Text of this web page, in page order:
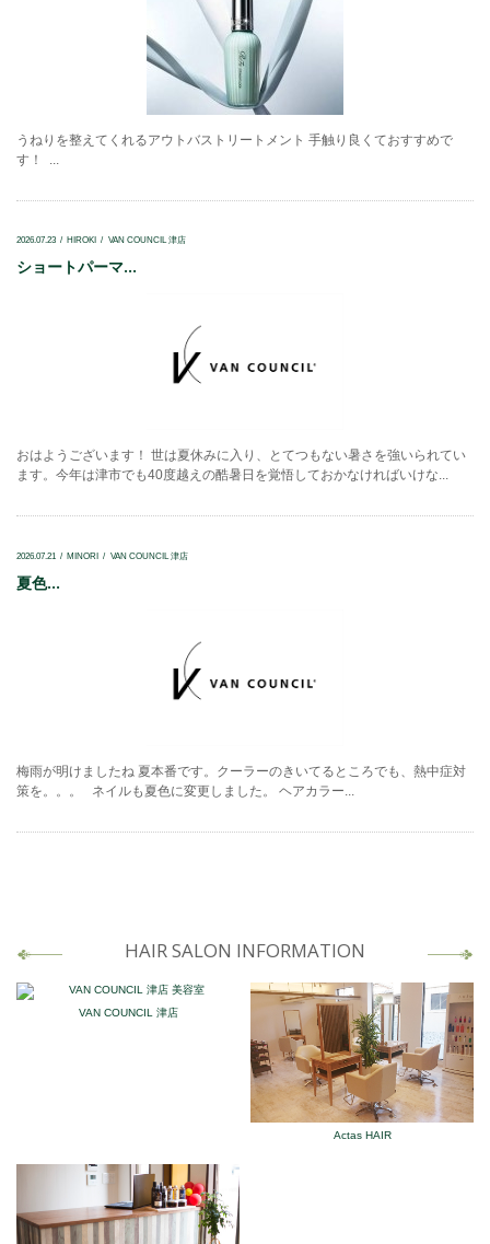
うねりを整えてくれるアウトバストリートメント 手触り良くておすすめで
す！ ...
2026.07.23 HIROKI VAN COUNCIL 津店
ショートパーマ...
おはようございます！ 世は夏休みに入り、とてつもない暑さを強いられてい
ます。今年は津市でも40度越えの酷暑日を覚悟しておかなければいけな...
2026.07.21 MINORI VAN COUNCIL 津店
夏色...
梅雨が明けましたね 夏本番です。クーラーのきいてるところでも、熱中症対
策を。。。 ネイルも夏色に変更しました。 ヘアカラー...
HAIR SALON INFORMATION
VAN COUNCIL 津店
Actas HAIR